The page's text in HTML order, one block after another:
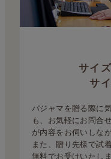
サイ
サ
パジャマを贈る際に
も、お気軽にお問合
が内容をお伺いしな
また、贈り先様で試
無料でお受けいたし